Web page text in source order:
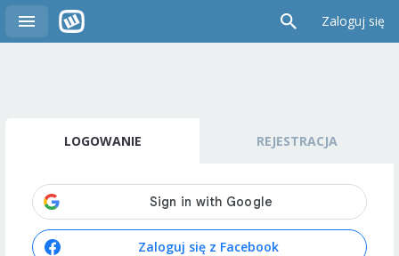
Zaloguj się
LOGOWANIE REJESTRACJA
Zaloguj się z Facebook